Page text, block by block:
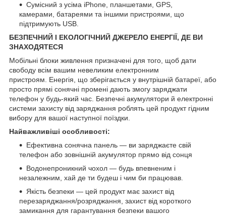
Сумісний з усіма iPhone, планшетами, GPS,
камерами, батареями та іншими пристроями, що
підтримують USB.
БЕЗПЕЧНИЙ І ЕКОЛОГІЧНИЙ ДЖЕРЕЛО ЕНЕРГІЇ, ДЕ ВИ
ЗНАХОДЯТЕСЯ
Мобільні блоки живлення призначені для того, щоб дати
свободу всім вашим невеликим електронним
пристроям. Енергія, що зберігається у внутрішній батареї, або
просто прямі сонячні промені дають змогу заряджати
телефон у будь-який час. Безпечні акумулятори й електронні
системи захисту від заряджання роблять цей продукт гідним
вибору для вашої наступної поїздки.
Найважливіші особливості:
Ефективна сонячна панель — ви заряджаєте свій
телефон або зовнішній акумулятор прямо від сонця
Водонепроникний чохол — будь впевненим і
незалежним, хай де ти будеш і чим би працював.
Якість безпеки — цей продукт має захист від
перезаряджання/розряджання, захист від короткого
замикання для гарантування безпеки вашого